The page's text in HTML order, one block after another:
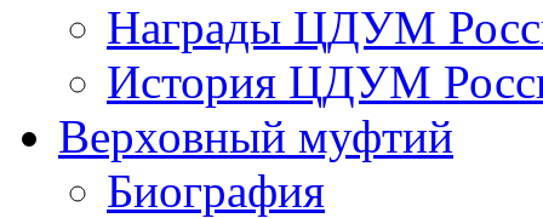
Награды ЦДУМ
История ЦДУМ
Верховный муфтий
Биография